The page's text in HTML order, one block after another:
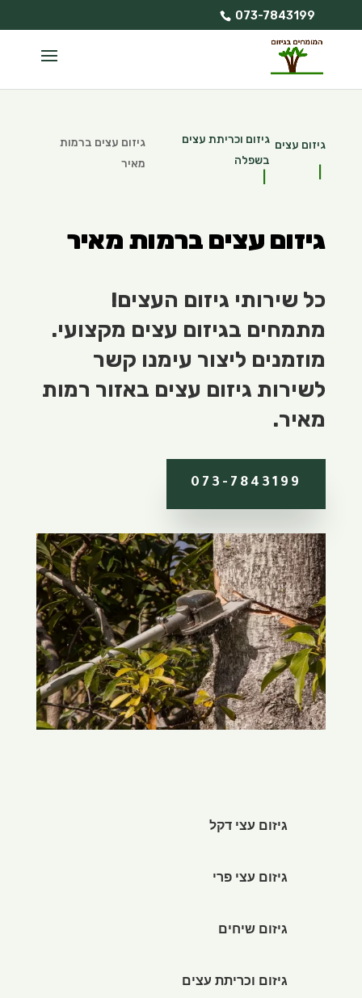
073-7843199
גיזום עצים גיזום וכריתת עצים
בשפלה
גיזום עצים ברמות
מאיר
גיזום עצים ברמות מאיר
כל שירותי גיזום העצים!
מתמחים בגיזום עצים מקצועי.
מוזמנים ליצור עימנו קשר
לשירות גיזום עצים באזור רמות
מאיר.
073-7843199
גיזום עצי דקל
גיזום עצי פרי
גיזום שיחים
גיזום וכריתת עצים